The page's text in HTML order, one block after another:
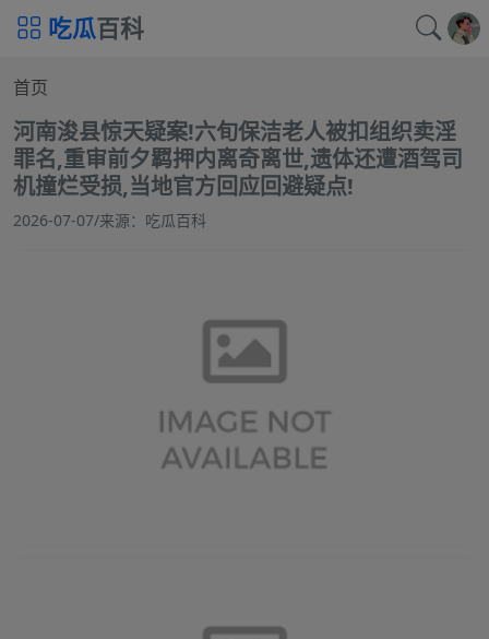
吃瓜百科
首页
河南浚县惊天疑案!六旬保洁老人被扣组织卖淫
罪名,重审前夕羁押内离奇离世,遗体还遭酒驾司
机撞烂受损,当地官方回应回避疑点!
2026-07-07/来源：吃瓜百科